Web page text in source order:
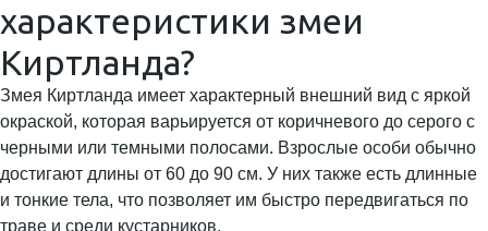
характеристики змеи
Киртланда?
Змея Киртланда имеет характерный внешний вид с яркой
окраской, которая варьируется от коричневого до серого с
черными или темными полосами. Взрослые особи обычно
достигают длины от 60 до 90 см. У них также есть длинные
и тонкие тела, что позволяет им быстро передвигаться по
траве и среди кустарников.